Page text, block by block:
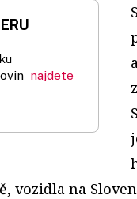
najdete
vozidla na